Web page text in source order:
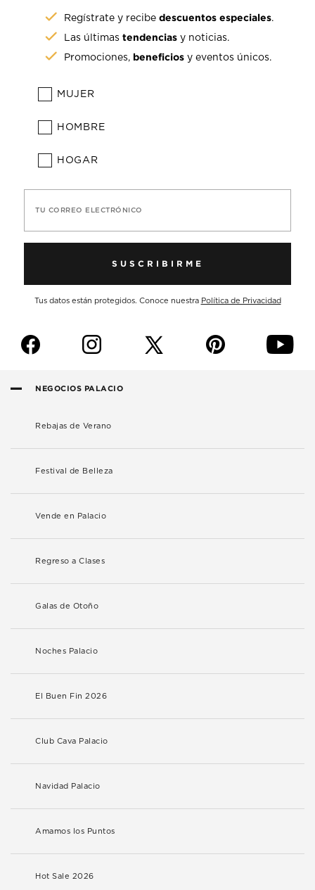
Regístrate y recibedescuentos especiales.
Las últimastendencias y noticias.
Promociones, beneficios y eventos únicos.
MUJER
HOMBRE
HOGAR
TU CORREO ELECTRÓNICO
SUSCRIBIRME
Tus datos están protegidos. Conoce nuestra Política de Privacidad
f i p y
NEGOCIOS PALACIO
Rebajas de Verano
Festival de Belleza
Vende en Palacio
Regreso a Clases
Galas de Otoño
Noches Palacio
El Buen Fin 2026
Club Cava Palacio
Navidad Palacio
Amamos los Puntos
Hot Sale 2026